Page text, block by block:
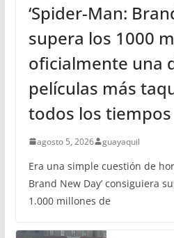
‘Spider-Man:
supera los 1000
oficialmente una
películas más
todos los tiempos
agosto 5, 2026 guayaquil
Era una simple cuestión de
Brand New Day’ consiguiera
1.000 millones de